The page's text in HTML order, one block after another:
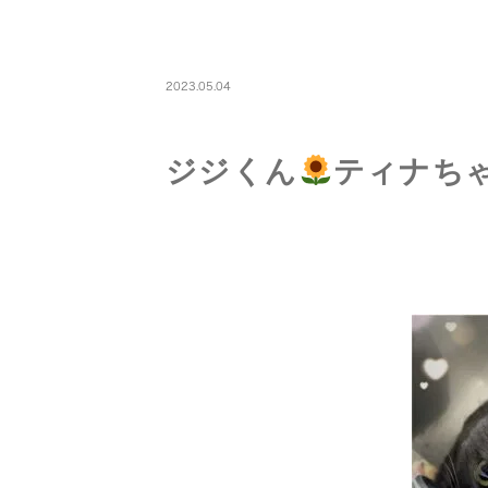
2023.05.04
ジジくん ティナち